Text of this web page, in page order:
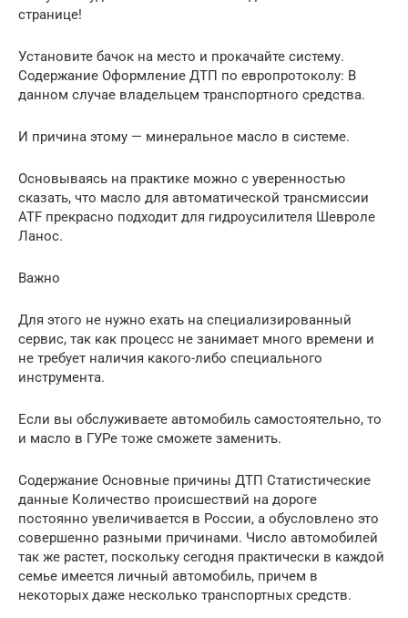
странице!
Установите бачок на место и прокачайте систему.
Содержание Оформление ДТП по европротоколу: В
данном случае владельцем транспортного средства.
И причина этому — минеральное масло в системе.
Основываясь на практике можно с уверенностью
сказать, что масло для автоматической трансмиссии
ATF прекрасно подходит для гидроусилителя Шевроле
Ланос.
Важно
Для этого не нужно ехать на специализированный
сервис, так как процесс не занимает много времени и
не требует наличия какого-либо специального
инструмента.
Если вы обслуживаете автомобиль самостоятельно, то
и масло в ГУРе тоже сможете заменить.
Содержание Основные причины ДТП Статистические
данные Количество происшествий на дороге
постоянно увеличивается в России, а обусловлено это
совершенно разными причинами. Число автомобилей
так же растет, поскольку сегодня практически в каждой
семье имеется личный автомобиль, причем в
некоторых даже несколько транспортных средств.